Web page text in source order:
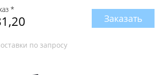
*
Заказать
по запросу